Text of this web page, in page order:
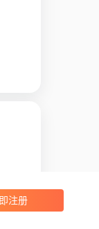
注册